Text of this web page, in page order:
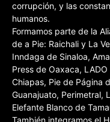
corrupción, y las
humanos.
Formamos parte de la
de a Pie: Raichali y La
Inndaga de Sinaloa,
Press de Oaxaca,
Chiapas, Pie de Página
Guanajuato, Perimetral,
Elefante Blanco de